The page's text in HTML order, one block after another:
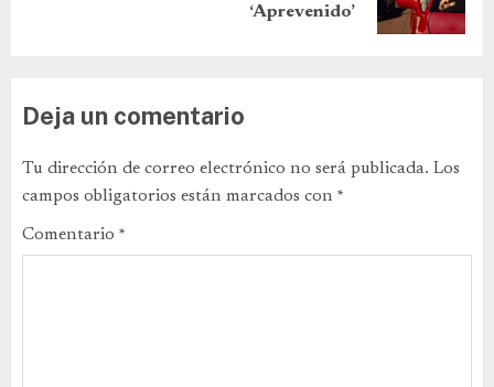
‘Aprevenido’
Deja un comentario
Tu dirección de correo electrónico no será publicada. Los
campos obligatorios están marcados con *
Comentario *